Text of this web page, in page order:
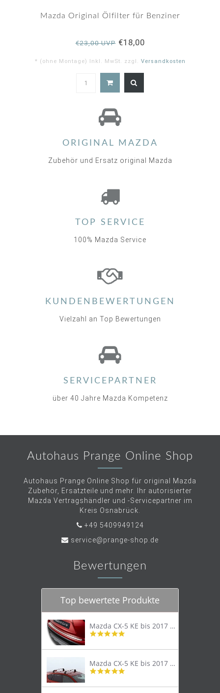
Mazda Original Ölfilter für Benziner
€23,00 UVP€18,00
* (ohne Montage) Inkl. MwSt. zzgl. Versandkosten
ORIGINAL MAZDA
Zubehör und Ersatz original Mazda
TOP SERVICE
100% Mazda Service
KUNDENBEWERTUNGEN
Vielzahl an Top Bewertungen
SERVICEPARTNER
über 40 Jahre Mazda Kompetenz
Autohaus Prange Online Shop
Autohaus Prange Online Shop für original Mazda
Zubehör, Ersatzteile und mehr. Ihr autorisierter
Mazda Vertragshändler und -Servicepartner im
Kreis Osnabrück.
+49 5409949124
service@prange-shop.de
Bewertungen
Top bewertete Produkte
Mazda CX-5 KE bis 2017 Trittschutzleiste Edelstahl original
4.8
rating
Mazda CX-5 KE bis 2017 Lastenträger Dachträger
4.9
rating